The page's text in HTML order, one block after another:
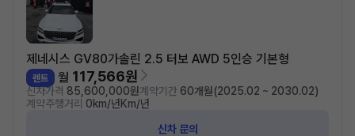
제네시스 GV80가솔린 2.5 터보 AWD 5인승 기본형
렌트 월 117,566원
신차가격 85,600,000원계약기간 60개월(2025.02 ~ 2030.02)
계약주행거리 0km/년Km/년
신차 문의